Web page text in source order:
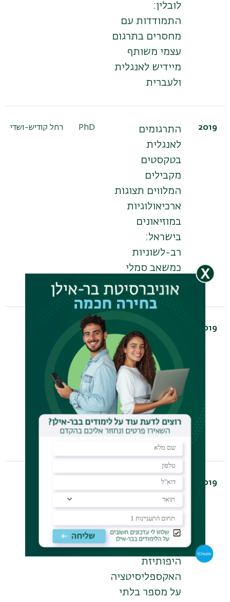
לובלין:
התמודדות עם
מחסרים בתרגום
עצמי משותף
מיידיש לאנגלית
ולעברית
2019
התרגומים
לאנגלית
בטקסטים
מקבילים
המלווים תצוגות
ארכיאולוגיות
במוזיאונים
בישראל:
רב-לשוניות
כמשאב סמלי
ופונקציונלי
PhD רחל קודיש-ושדי
2019
יחסי גומלין
הידודיים
בתגוביות
אירוניות למאמרי
עמדה מקוונים
באתר של עיתון
הארץ: אדוות
PhD
2019
לתרגם את
השתיקה
ברומנים של
קזואו אישיגורו:
בחינת של
היפותיזת
האקספליסיטציה
על מספר בלתי